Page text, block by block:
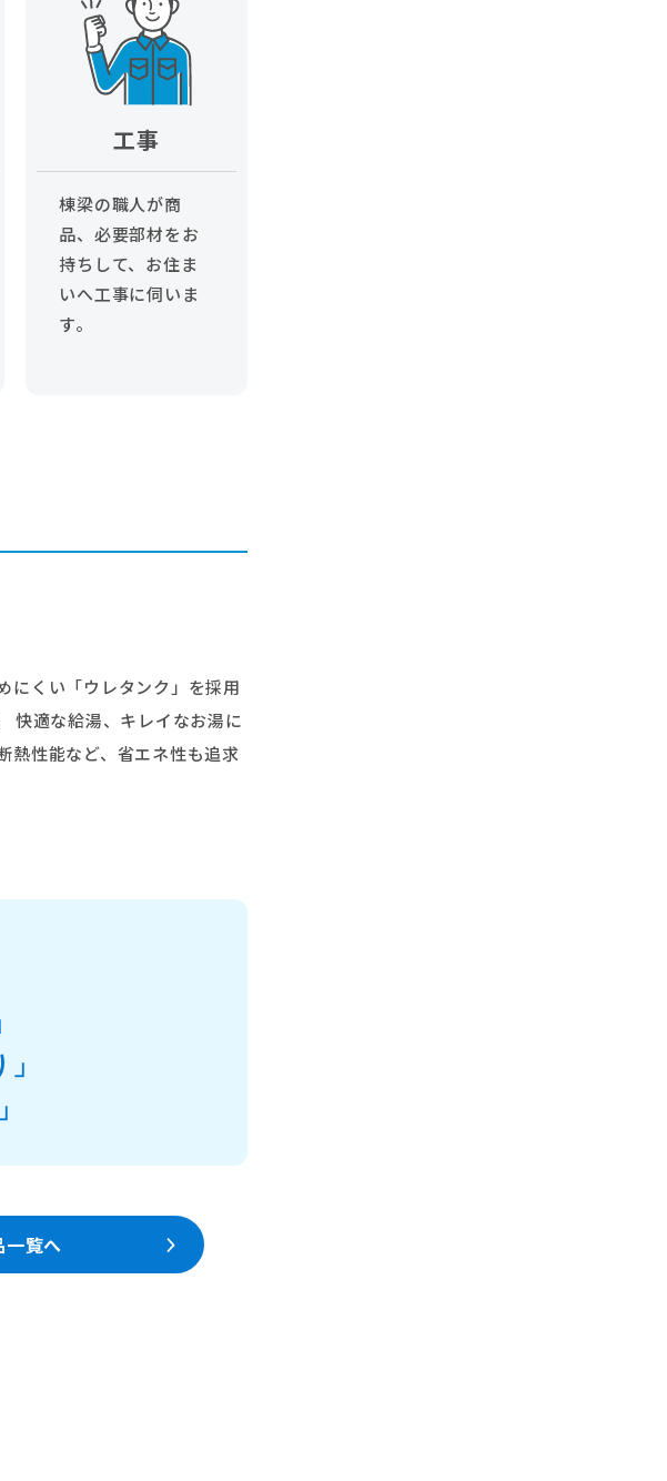
工事
棟梁の職人が商
品、必要部材をお
持ちして、お住ま
いへ工事に伺いま
す。
にくい「ウレタンク」を採用
快適な給湯、キレイなお湯に
熱性能など、省エネ性も追求
一覧へ